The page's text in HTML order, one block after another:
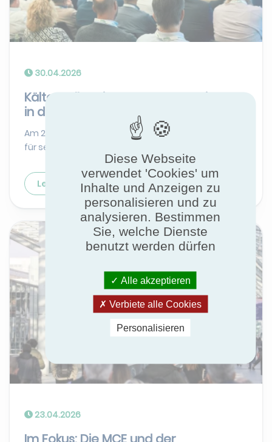
30.04.2026
Kälte-Kolloquium 2026: Innovation
in der Kältetechnik vorant...
Am 21. April 2026 kehrte das Kälte-Kolloquium
für seine vierte Ausgabe in die re...
Lesen Sie mehr
23.04.2026
Diese Webseite
verwendet 'Cookies' um
Inhalte und Anzeigen zu
personalisieren und zu
analysieren. Bestimmen
Sie, welche Dienste
benutzt werden dürfen
Alle akzeptieren
Verbiete alle Cookies
Personalisieren